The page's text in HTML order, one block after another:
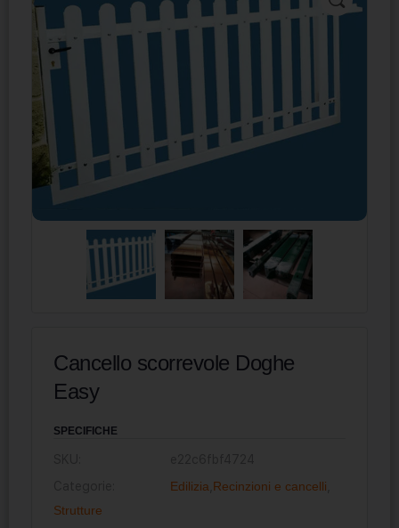
Cancello scorrevole Doghe
Easy
SPECIFICHE
Edilizia Recinzioni e cancelli
Strutture